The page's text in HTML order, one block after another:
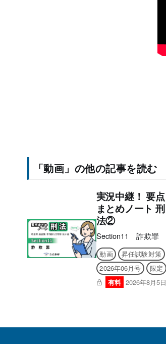
「動画」の他の記事を読む
実況中継！ 要点
まとめノート 刑
法②
Section11 詐欺罪
動画
昇任試験対策
2026年06月号
限定
有料 2026年8月5日